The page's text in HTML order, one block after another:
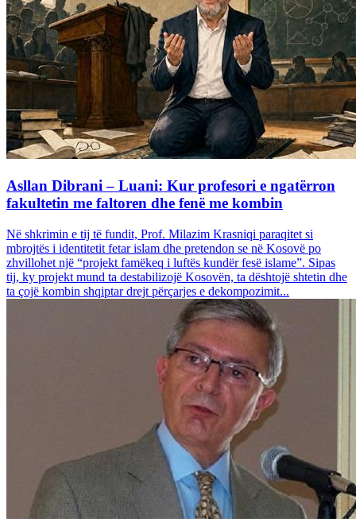
Asllan Dibrani – Luani: Kur profesori e ngatërron
fakultetin me faltoren dhe fenë me kombin
Në shkrimin e tij të fundit, Prof. Milazim Krasniqi paraqitet si
mbrojtës i identitetit fetar islam dhe pretendon se në Kosovë po
zhvillohet një “projekt famëkeq i luftës kundër fesë islame”. Sipas
tij, ky projekt mund ta destabilizojë Kosovën, ta dështojë shtetin dhe
ta çojë kombin shqiptar drejt përçarjes e dekompozimit...